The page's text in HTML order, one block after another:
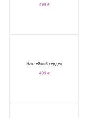
499 ₽
Наклейки 6 сердец
499 ₽